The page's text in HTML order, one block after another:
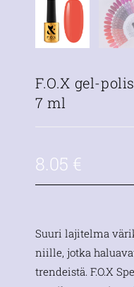
F.O.X gel-
7 ml
8.05 €
Suuri lajitelma
niille, jotka
trendeistä. F.O.X